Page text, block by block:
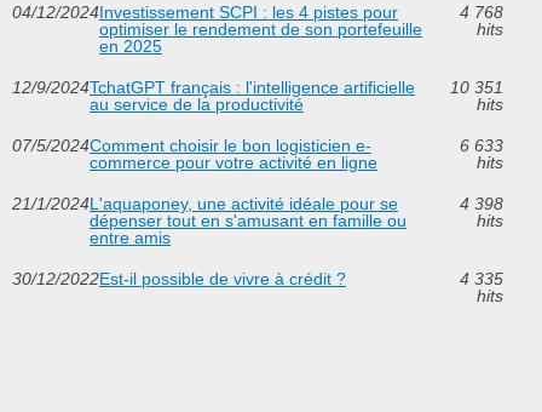
04/12/2024Investissement SCPI : les 4 pistes pour
optimiser le rendement de son portefeuille
en 2025
4 768
hits
12/9/2024TchatGPT français : l'intelligence artificielle
au service de la productivité
10 351
hits
07/5/2024Comment choisir le bon logisticien e-
commerce pour votre activité en ligne
6 633
hits
21/1/2024L'aquaponey, une activité idéale pour se
dépenser tout en s'amusant en famille ou
entre amis
4 398
hits
30/12/2022Est-il possible de vivre à crédit ?
4 335
hits